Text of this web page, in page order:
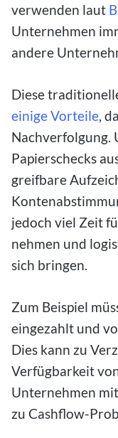
verwenden laut
Unternehmen
andere
Diese
einige Vorteile,
Nachverfolgung.
Papierschecks
greifbare
jedoch viel Zeit
nehmen und
sich bringen.
Zum Beispiel
eingezahlt und
Dies kann zu
Verfügbarkeit
Unternehmen
zu Cashflow-